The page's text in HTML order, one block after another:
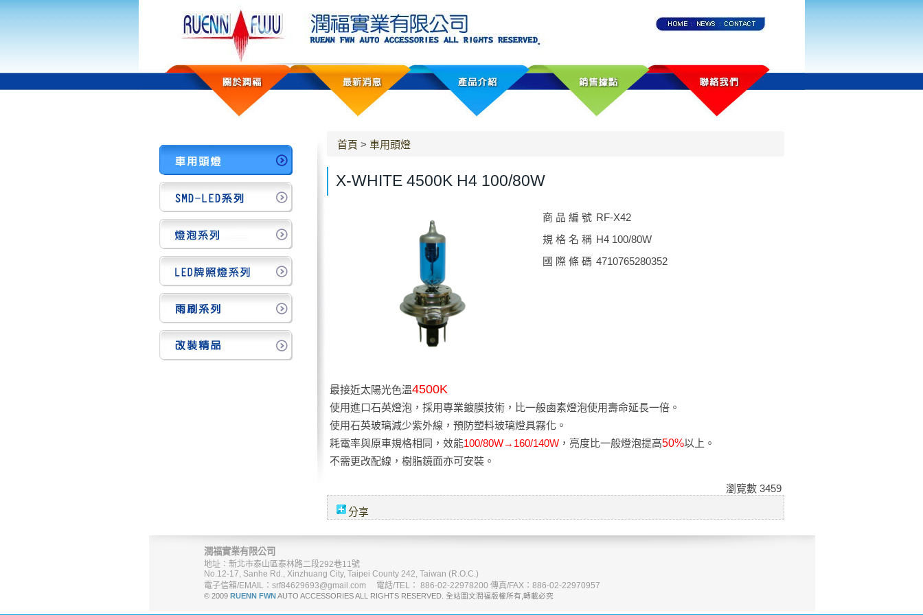
首頁 > 車用頭燈
X-WHITE 4500K H4 100/80W
商 品 編 號 RF-X42
規 格 名 稱 H4 100/80W
國 際 條 碼 4710765280352
最接近太陽光色溫4500K
使用進口石英燈泡，採用專業鍍膜技術，比一般鹵素燈泡使用壽命延長一倍。
使用石英玻璃減少紫外線，預防塑料玻璃燈具霧化。
耗電率與原車規格相同，效能100/80W→160/140W ，亮度比一般燈泡提高50%以上。
不需更改配線，樹脂鏡面亦可安裝。
瀏覽數 3459
分享
潤福實業有限公司
地址：新北市泰山區泰林路二段292巷11號
No.12-17, Sanhe Rd., Xinzhuang City, Taipei County 242, Taiwan (R.O.C.)
電子信箱/EMAIL：srf84629693@gmail.com 電話/TEL： 886-02-22978200 傳真/FAX：886-02-22970957
© 2009 RUENN FWNAUTO ACCESSORIES ALL RIGHTS RESERVED. 全站圖文潤福版權所有,轉載必究